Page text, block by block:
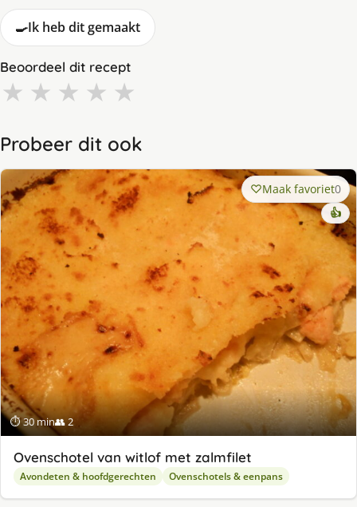
🍳Ik heb dit gemaakt
Beoordeel dit recept
★ ★ ★ ★ ★
Probeer dit ook
⏱ 30 min👥 2
Maak favoriet0
👍
Ovenschotel van witlof met zalmfilet
Avondeten & hoofdgerechten Ovenschotels & eenpans